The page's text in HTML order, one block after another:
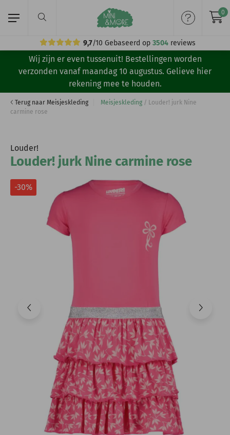
9,7/10 Gebaseerd op 3504 reviews
0
Home
Meisjeskleding
Jongenskleding
Volg ons:
Wij zijn er even tussenuit! Bestellingen worden
verzonden vanaf maandag 10 augustus. Gelieve hier
rekening mee te houden.
Terug naar Meisjeskleding Meisjeskleding / Louder! jurk Nine
carmine rose
Louder!
Louder! jurk Nine carmine rose
-30%